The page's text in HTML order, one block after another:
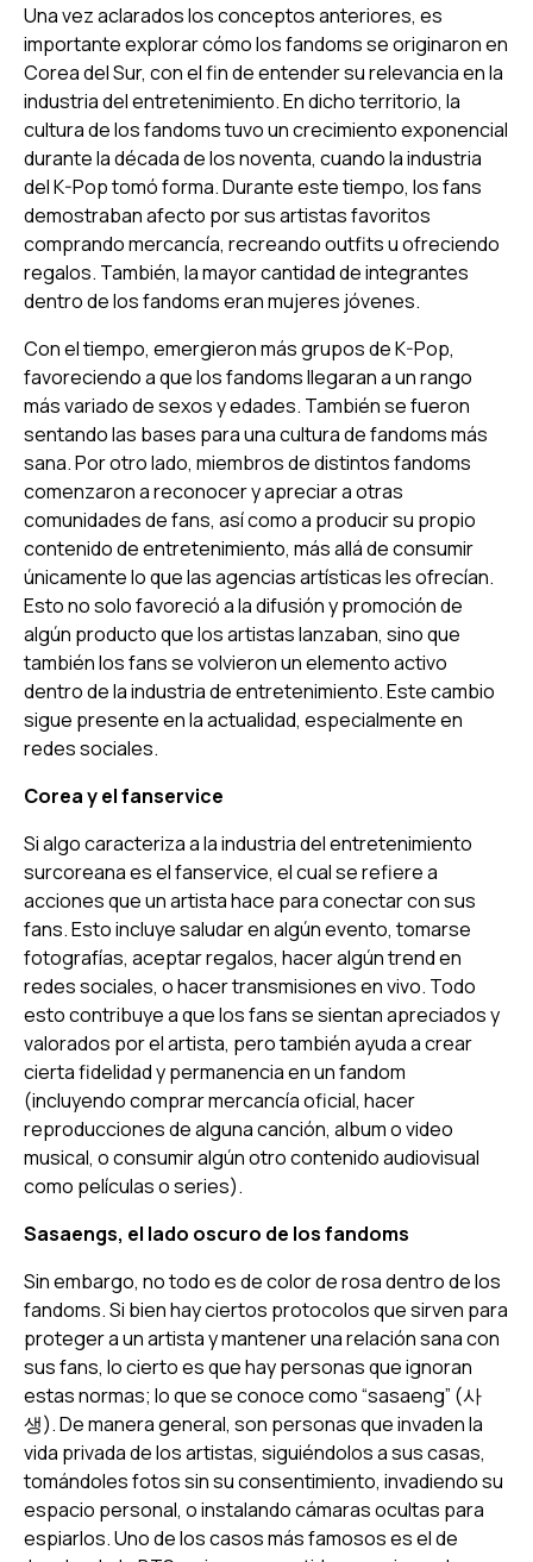
Una vez aclarados los conceptos anteriores, es
importante explorar cómo los fandoms se originaron en
Corea del Sur, con el fin de entender su relevancia en la
industria del entretenimiento. En dicho territorio, la
cultura de los fandoms tuvo un crecimiento exponencial
durante la década de los noventa, cuando la industria
del K-Pop tomó forma. Durante este tiempo, los fans
demostraban afecto por sus artistas favoritos
comprando mercancía, recreandooutfitsu ofreciendo
regalos. También, la mayor cantidad de integrantes
dentro de los fandoms eran mujeres jóvenes.
Con el tiempo, emergieron más grupos de K-Pop,
favoreciendo a que los fandoms llegaran a un rango
más variado de sexos y edades. También se fueron
sentando las bases para una cultura de fandoms más
sana. Por otro lado, miembros de distintos fandoms
comenzaron a reconocer y apreciar a otras
comunidades de fans, así como a producir su propio
contenido de entretenimiento, más allá de consumir
únicamente lo que las agencias artísticas les ofrecían.
Esto no solo favoreció a la difusión y promoción de
algún producto que los artistas lanzaban, sino que
también los fans se volvieron un elemento activo
dentro de la industria de entretenimiento. Este cambio
sigue presente en la actualidad, especialmente en
redes sociales.
Corea y elfanservice
Si algo caracteriza a la industria del entretenimiento
surcoreana es elfanservice, el cual se refiere a
acciones que un artista hace para conectar con sus
fans. Esto incluye saludar en algún evento, tomarse
fotografías, aceptar regalos, hacer algún trend en
redes sociales, o hacer transmisiones en vivo. Todo
esto contribuye a que los fans se sientan apreciados y
valorados por el artista, pero también ayuda a crear
cierta fidelidad y permanencia en un fandom
(incluyendo comprar mercancía oficial, hacer
reproducciones de alguna canción, album o video
musical, o consumir algún otro contenido audiovisual
como películas o series).
Sasaengs, el lado oscuro de los fandoms
Sin embargo, no todo es de color de rosa dentro de los
fandoms. Si bien hay ciertos protocolos que sirven para
proteger a un artista y mantener una relación sana con
sus fans, lo cierto es que hay personas que ignoran
estas normas; lo que se conoce como “sasaeng” (사
생). De manera general, son personas que invaden la
vida privada de los artistas, siguiéndolos a sus casas,
tomándoles fotos sin su consentimiento, invadiendo su
espacio personal, o instalando cámaras ocultas para
espiarlos. Uno de los casos más famosos es el de